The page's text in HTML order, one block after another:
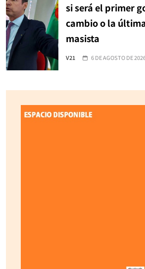
si será el primer
cambio o la
masista
V21 6 DE AGOSTO DE